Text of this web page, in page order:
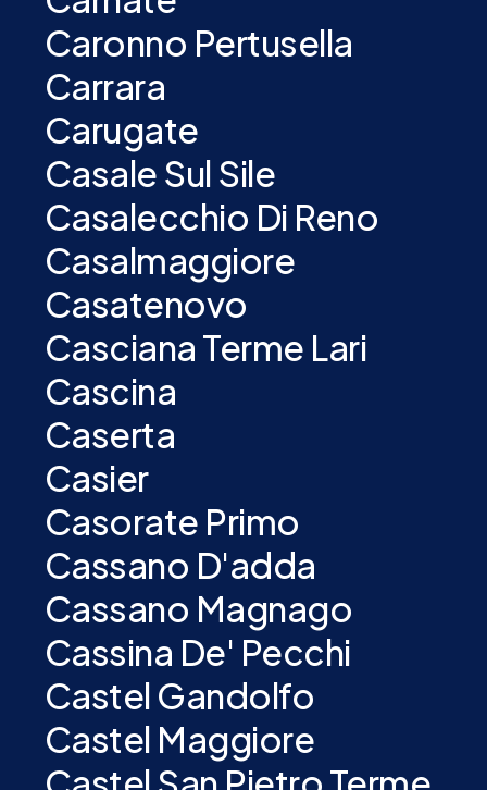
Caronno Pertusella
Carrara
Carugate
Casale Sul Sile
Casalecchio Di Reno
Casalmaggiore
Casatenovo
Casciana Terme Lari
Cascina
Caserta
Casier
Casorate Primo
Cassano D'adda
Cassano Magnago
Cassina De' Pecchi
Castel Gandolfo
Castel Maggiore